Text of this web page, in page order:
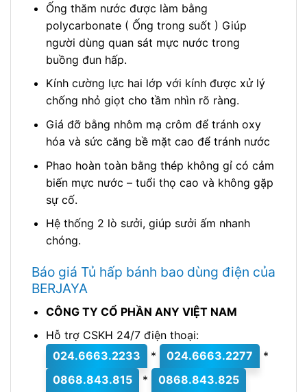
Ống thăm nước được làm bằng
polycarbonate ( Ống trong suốt ) Giúp
người dùng quan sát mực nước trong
buồng đun hấp.
Kính cường lực hai lớp với kính được xử lý
chống nhỏ giọt cho tầm nhìn rõ ràng.
Giá đỡ bằng nhôm mạ crôm để tránh oxy
hóa và sức căng bề mặt cao để tránh nước
Phao hoàn toàn bằng thép không gỉ có cảm
biến mực nước – tuổi thọ cao và không gặp
sự cố.
Hệ thống 2 lò sưởi, giúp sưởi ấm nhanh
chóng.
Báo giá Tủ hấp bánh bao dùng điện của
BERJAYA
CÔNG TY CỔ PHẦN ANY VIỆT NAM
Hỗ trợ CSKH 24/7 điện thoại:
024.6663.2233
* 024.6663.2277
*
0868.843.815
*
0868.843.825